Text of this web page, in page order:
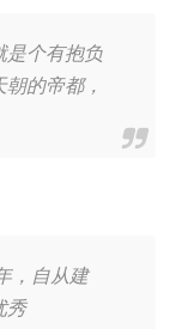
是个有抱负
的帝都，
，自从建
秀